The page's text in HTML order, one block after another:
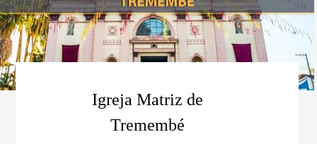
Igreja Matriz de
Tremembé